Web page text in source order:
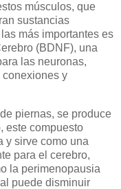
músculos, que
sustancias
más importantes es
(BDNF), una
las neuronas,
conexiones y
piernas, se produce
este compuesto
y sirve como una
para el cerebro,
la perimenopausia
puede disminuir